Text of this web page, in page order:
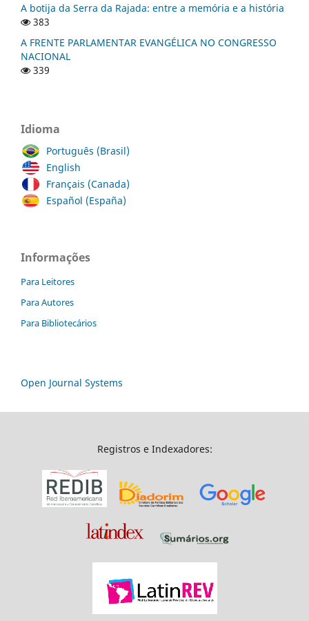
A botija da Serra da Rajada: entre a memória e a história
383
A FRENTE PARLAMENTAR EVANGÉLICA NO CONGRESSO
NACIONAL
339
Idioma
Português (Brasil)
English
Français (Canada)
Español (España)
Informações
Para Leitores
Para Autores
Para Bibliotecários
Open Journal Systems
Registros e Indexadores: